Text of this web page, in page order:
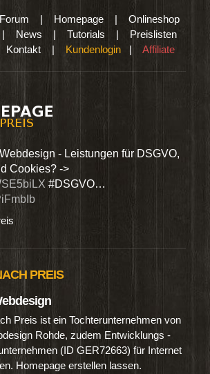
Forum | Homepage| Onlineshop
News | Tutorials | Preislisten
Kontakt | Kundenlogin | Affiliate
- Leistungen für DSGVO,
Cookies? ->
#DSGVO…
PREIS
Preis ist ein Tochterunternehmen von
Rohde, zudem Entwicklungs -
(ID GER72663) für Internet
Homepage erstellen lassen.